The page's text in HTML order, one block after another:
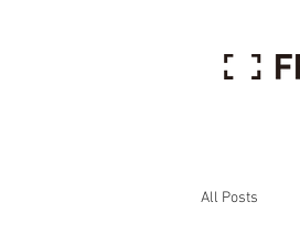
All Posts